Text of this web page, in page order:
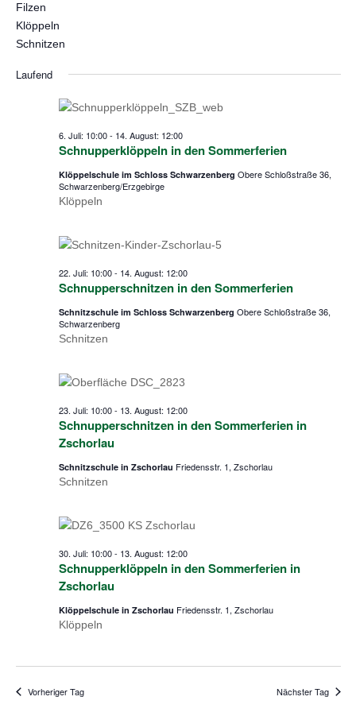
2026
Filzen
Klöppeln
Schnitzen
Laufend
Schnupperklöppeln in den Sommerferien
6. Juli: 10:00- 14. August: 12:00
Klöppelschule im Schloss Schwarzenberg Obere Schloßstraße 36,
Schwarzenberg/Erzgebirge
Klöppeln
Schnupperschnitzen in den Sommerferien
22. Juli: 10:00- 14. August: 12:00
Schnitzschule im Schloss Schwarzenberg Obere Schloßstraße 36,
Schwarzenberg
Schnitzen
Schnupperschnitzen in den Sommerferien in
Zschorlau
23. Juli: 10:00- 13. August: 12:00
Schnitzschule in Zschorlau Friedensstr. 1, Zschorlau
Schnitzen
Schnupperklöppeln in den Sommerferien in
Zschorlau
30. Juli: 10:00- 13. August: 12:00
Klöppelschule in Zschorlau Friedensstr. 1, Zschorlau
Klöppeln
Vorheriger Tag Nächster Tag